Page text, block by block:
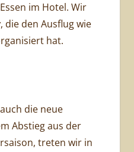
im Hotel. Wir
, die den Ausflug wie
hat.
die neue
Abstieg aus der
treten wir in